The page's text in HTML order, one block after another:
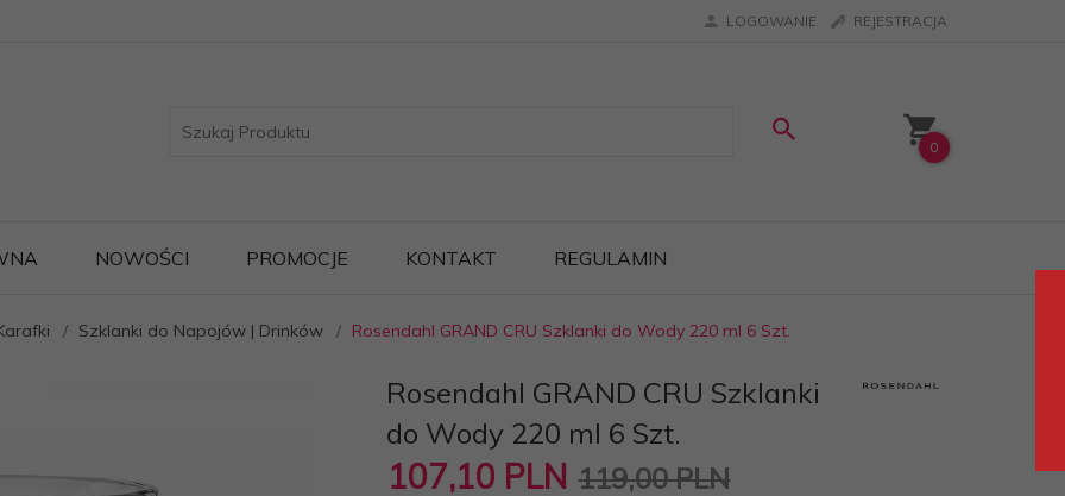
LOGOWANIE REJESTRACJA
0
NOWOŚCI PROMOCJE KONTAKT REGULAMIN
Szklanki do Napojów | Drinków Rosendahl GRAND CRU Szklanki do Wody 220 ml 6 Szt.
Rosendahl GRAND CRU Szklanki
do Wody 220 ml 6 Szt.
107,10 PLN 119,00 PLN